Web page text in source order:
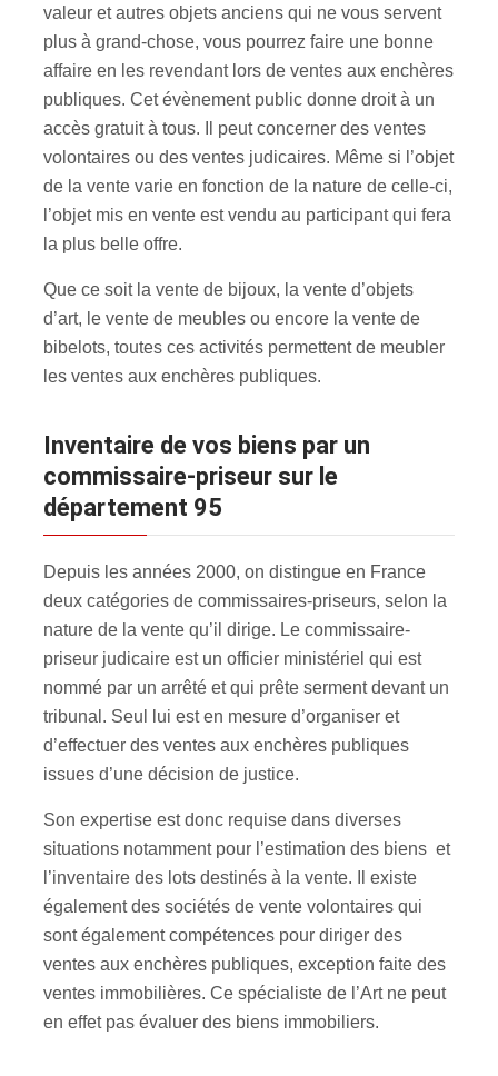
valeur et autres objets anciens qui ne vous servent
plus à grand-chose, vous pourrez faire une bonne
affaire en les revendant lors de ventes aux enchères
publiques. Cet évènement public donne droit à un
accès gratuit à tous. Il peut concerner des ventes
volontaires ou des ventes judicaires. Même si l’objet
de la vente varie en fonction de la nature de celle-ci,
l’objet mis en vente est vendu au participant qui fera
la plus belle offre.
Que ce soit la vente de bijoux, la vente d’objets
d’art, le vente de meubles ou encore la vente de
bibelots, toutes ces activités permettent de meubler
les ventes aux enchères publiques.
inventaire de vos biens par un
commissaire-priseur sur le
département 95
Depuis les années 2000, on distingue en France
deux catégories de commissaires-priseurs, selon la
nature de la vente qu’il dirige. Le commissaire-
priseur judicaire est un officier ministériel qui est
nommé par un arrêté et qui prête serment devant un
tribunal. Seul lui est en mesure d’organiser et
d’effectuer des ventes aux enchères publiques
issues d’une décision de justice.
Son expertise est donc requise dans diverses
situations notamment pour l’estimation des biens et
l’inventaire des lots destinés à la vente. Il existe
également des sociétés de vente volontaires qui
sont également compétences pour diriger des
ventes aux enchères publiques, exception faite des
ventes immobilières. Ce spécialiste de l’Art ne peut
en effet pas évaluer des biens immobiliers.